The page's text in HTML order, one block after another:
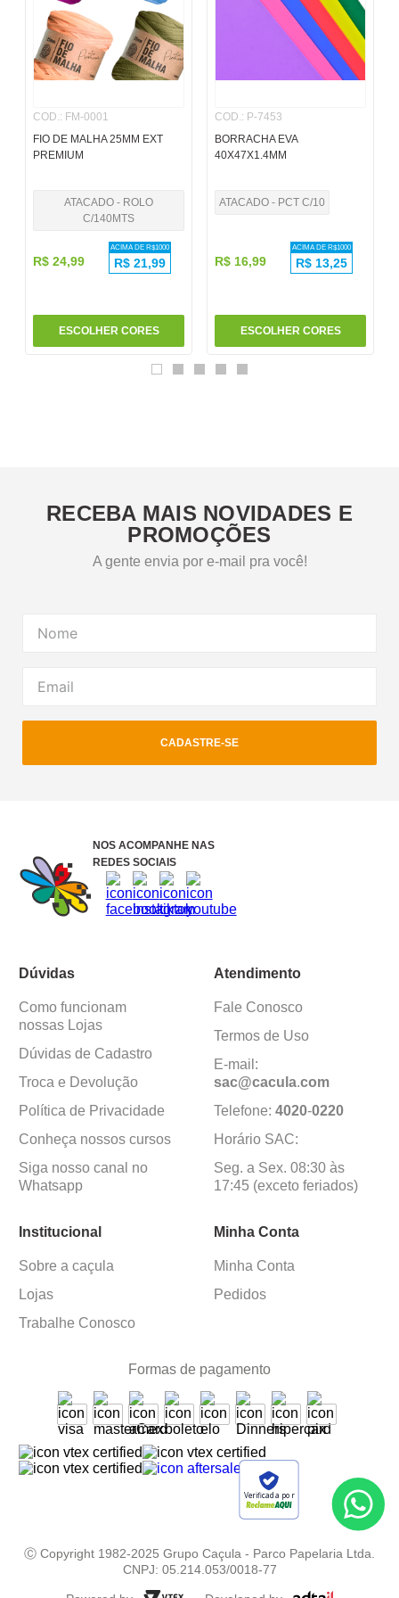
COD.: FM-0001
FIO DE MALHA 25MM EXT
PREMIUM
ATACADO - ROLO
C/140MTS
R$ 24,99
ACIMA DE R$1000
R$ 21,99
ESCOLHER CORES
COD.: P-7453
BORRACHA EVA
40X47X1.4MM
ATACADO - PCT C/10
R$ 16,99
ACIMA DE R$1000
R$ 13,25
ESCOLHER CORES
RECEBA MAIS NOVIDADES E
PROMOÇÕES
A gente envia por e-mail pra você!
CADASTRE-SE
NOS ACOMPANHE NAS
REDES SOCIAIS
Dúvidas
Como funcionam
nossas Lojas
Dúvidas de Cadastro
Troca e Devolução
Política de Privacidade
Conheça nossos cursos
Siga nosso canal no
Whatsapp
Atendimento
Fale Conosco
Termos de Uso
E-mail:
sac@cacula.com
Telefone: 4020-0220
Horário SAC:
Seg. a Sex. 08:30 às
17:45 (exceto feriados)
Institucional
Sobre a caçula
Lojas
Trabalhe Conosco
Minha Conta
Minha Conta
Pedidos
Formas de pagamento
Verificada por
Ⓒ Copyright 1982-2025 Grupo Caçula - Parco Papelaria Ltda.
CNPJ: 05.214.053/0018-77
pincel
º papel
º barbante
10º havaianas